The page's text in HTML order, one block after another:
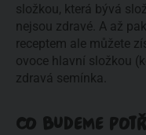
složkou, která bývá
nejsou zdravé. A až
receptem ale můžete
ovoce hlavní složkou
zdravá semínka.
CO BUDEME